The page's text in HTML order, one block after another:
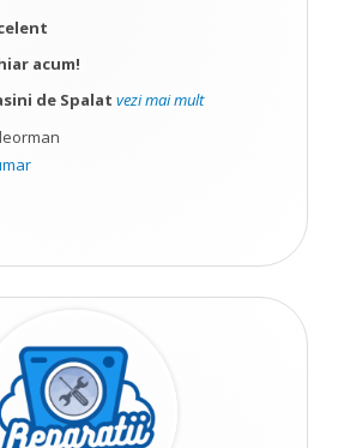
acum!
de Spalat vezi mai mult